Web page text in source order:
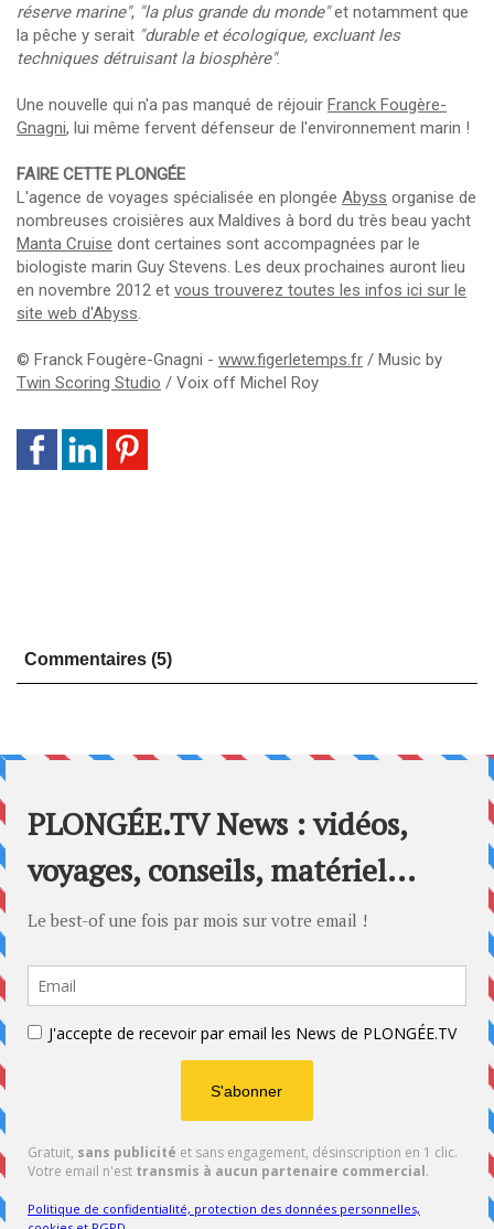
réserve marine", "la plus grande du monde"et notamment que
la pêche y serait "durable et écologique, excluant les
techniques détruisant la biosphère".
Une nouvelle qui n'a pas manqué de réjouir Franck Fougère-
Gnagni, lui même fervent défenseur de l'environnement marin !
FAIRE CETTE PLONGÉE
L'agence de voyages spécialisée en plongée Abyss organise de
nombreuses croisières aux Maldives à bord du très beau yacht
Manta Cruise dont certaines sont accompagnées par le
biologiste marin Guy Stevens. Les deux prochaines auront lieu
en novembre 2012 et vous trouverez toutes les infos ici sur le
site web d'Abyss.
© Franck Fougère-Gnagni - www.figerletemps.fr / Music by
Twin Scoring Studio / Voix off Michel Roy
Commentaires (5)